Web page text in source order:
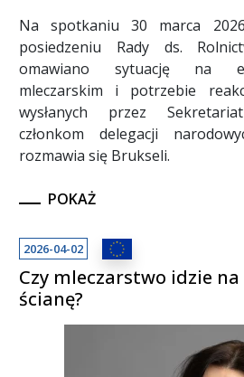
Na spotkaniu 30 marca
posiedzeniu Rady ds.
omawiano sytuację na
mleczarskim i potrzebie
wysłanych przez
członkom delegacji
rozmawia się Brukseli.
POKAŻ
2026-04-02
Czy mleczarstwo idzie
ścianę?